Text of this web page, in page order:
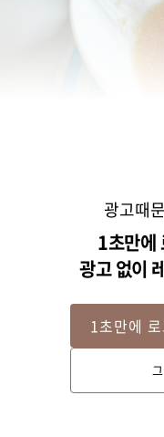
다른 볼에 설탕과 오일을 넣
광고때
1초만에
광고 없이
1초만에